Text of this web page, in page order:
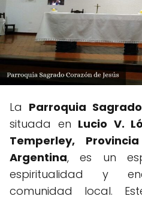
La Parroquia
situada en Lucio V.
Temperley,
Argentina, es un
espiritualidad y
comunidad local.